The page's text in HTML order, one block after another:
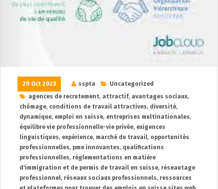
20 Oct 2023 sspta
Uncategorized
agences de recrutement, attractif, avantages sociaux,
chômage, conditions de travail attractives, diversité,
dynamique, emploi en suisse, entreprises multinationales,
équilibre vie professionnelle-vie privée, exigences
linguistiques, expérience, marché du travail, opportunités
professionnelles, pme innovantes, qualifications
professionnelles, réglementations en matière
d'immigration et de permis de travail en suisse, réseautage
professionnel, réseaux sociaux professionnels, ressources